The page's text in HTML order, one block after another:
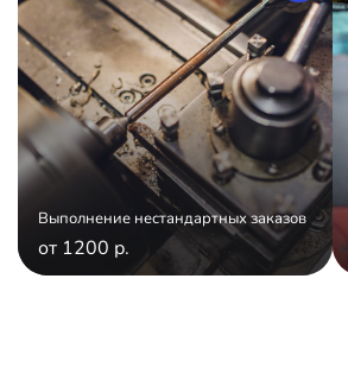
Выполнение нестандартных заказов
от 1200 р.